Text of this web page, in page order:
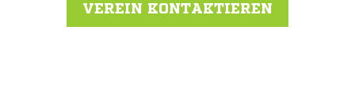
VEREIN KONTAKTIEREN